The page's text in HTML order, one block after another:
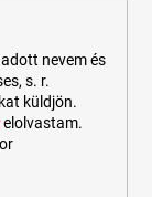
nevem és
s. r.
küldjön.
elolvastam.